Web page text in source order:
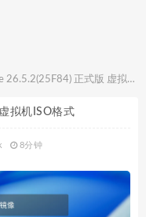
正式版 虚拟机ISO格式
拟机ISO格式
8分钟